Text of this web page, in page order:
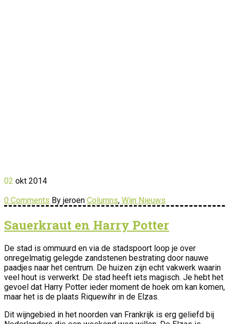
02 okt 2014
0 Comments By jeroen Columns, Wijn Nieuws
Sauerkraut en Harry Potter
De stad is ommuurd en via de stadspoort loop je over
onregelmatig gelegde zandstenen bestrating door nauwe
paadjes naar het centrum. De huizen zijn echt vakwerk waarin
veel hout is verwerkt. De stad heeft iets magisch. Je hebt het
gevoel dat Harry Potter ieder moment de hoek om kan komen,
maar het is de plaats Riquewihr in de Elzas.
Dit wijngebied in het noorden van Frankrijk is erg geliefd bij